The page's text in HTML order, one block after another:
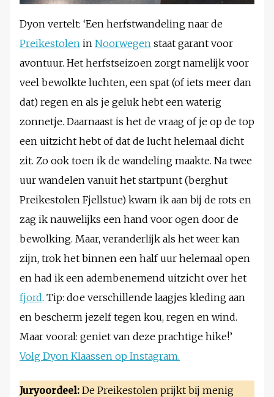
Dyon vertelt: ‘Een herfstwandeling naar de
Preikestolen in Noorwegen staat garant voor
avontuur. Het herfstseizoen zorgt namelijk voor
veel bewolkte luchten, een spat (of iets meer dan
dat) regen en als je geluk hebt een waterig
zonnetje. Daarnaast is het de vraag of je op de top
een uitzicht hebt of dat de lucht helemaal dicht
zit. Zo ook toen ik de wandeling maakte. Na twee
uur wandelen vanuit het startpunt (berghut
Preikestolen Fjellstue) kwam ik aan bij de rots en
zag ik nauwelijks een hand voor ogen door de
bewolking. Maar, veranderlijk als het weer kan
zijn, trok het binnen een half uur helemaal open
en had ik een adembenemend uitzicht over het
fjord. Tip: doe verschillende laagjes kleding aan
en bescherm jezelf tegen kou, regen en wind.
Maar vooral: geniet van deze prachtige hike!’
Volg Dyon Klaassen op Instagram.
Juryoordeel: De Preikestolen prijkt bij menig